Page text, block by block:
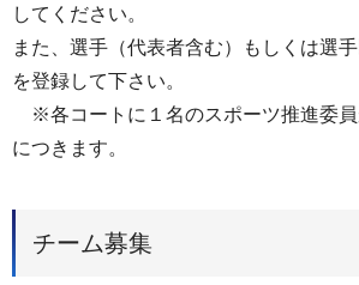
してください。
また、選手（代表者含む）もしくは選
を登録して下さい。
※各コートに１名のスポーツ推進委員
につきます。
チーム募集